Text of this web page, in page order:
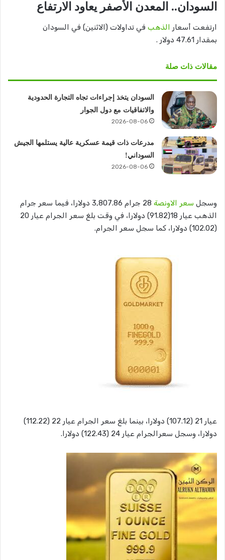
السودان.. المعدن الأصفر يعاود الارتفاع
ارتفعت أسعار الذهب في تداولات (الاثنين) في السودان
بمقدار 47.61 دولار .
مقالات ذات صلة
السودان يتخذ إجراءات تجاه التجارة الحدودية
والاتفاقيات مع دول الجوار
2026-08-06
مدرعات ذات قيمة عسكرية عالية يستلمها الجيش
السوداني!
2026-08-06
وسجل سعر الاونصة
28 جرام 3,807.86 دولارا، فيما سعر جرام
الذهب عيار 18(91.82) دولارا، في وقت بلغ سعر الجرام عيار 20
(102.02) دولارا، كما سجل سعر الجرام.
عيار 21 (107.12) دولارا، بينما بلغ سعر الجرام عيار 22 (112.22)
دولارا، وسجل سعرالجرام عيار 24 (122.43) دولارا.